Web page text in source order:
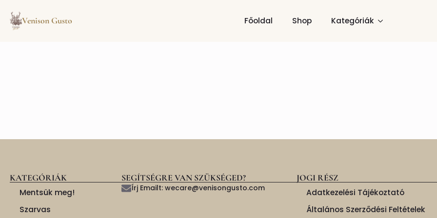
Venison Gusto Főoldal Shop Kategóriák
KATEGÓRIÁK
Mentsük meg!
Szarvas
SEGÍTSÉGRE VAN SZÜKSÉGED?
Írj Emailt: wecare@venisongusto.com
JOGI RÉSZ
Adatkezelési Tájékoztató
Általános Szerződési Feltételek